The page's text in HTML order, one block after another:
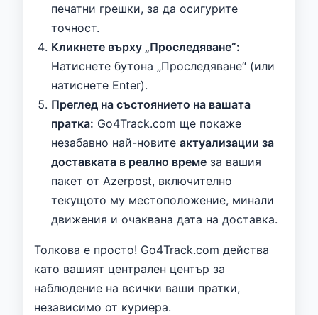
печатни грешки, за да осигурите
точност.
Кликнете върху „Проследяване“:
Натиснете бутона „Проследяване“ (или
натиснете Enter).
Преглед на състоянието на вашата
пратка: Go4Track.com ще покаже
незабавно най-новите актуализации за
доставката в реално време за вашия
пакет от Azerpost, включително
текущото му местоположение, минали
движения и очаквана дата на доставка.
Толкова е просто! Go4Track.com действа
като вашият централен център за
наблюдение на всички ваши пратки,
независимо от куриера.